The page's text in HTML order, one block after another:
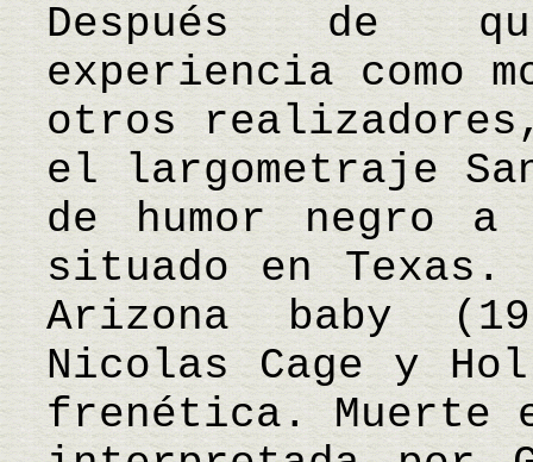
Después de
experiencia como
otros
el largometraje
de humor negro
situado en
Arizona baby
Nicolas Cage y
frenética. Muerte